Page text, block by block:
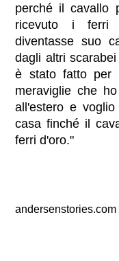
perché il cavallo
ricevuto i ferri
diventasse suo
dagli altri
è stato fatto per
meraviglie che
all'estero e
casa finché il
ferri d'oro."
andersenstories.com